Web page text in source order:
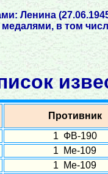
Ленина
медалями, в том
Противник
1 ФВ-190
1 Ме-109
1 Ме-109